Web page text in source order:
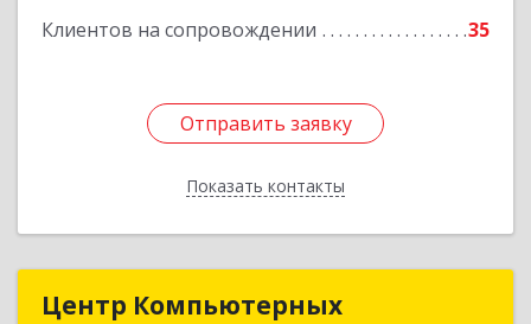
Клиентов на сопровождении 35
Отправить заявку
Показать контакты
Отправить заявку
Назад
Центр Компьютерных
Центр Компьютерных